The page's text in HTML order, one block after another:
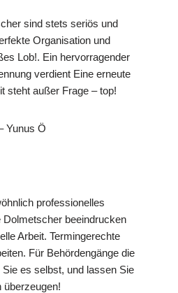
sind stets seriös und
Organisation und
Lob!. Ein hervorragender
verdient Eine erneute
steht außer Frage – top!
Yunus Ö
professionelles
Dolmetscher beeindrucken
Arbeit. Termingerechte
Für Behördengänge die
Sie es selbst, und lassen Sie
überzeugen!